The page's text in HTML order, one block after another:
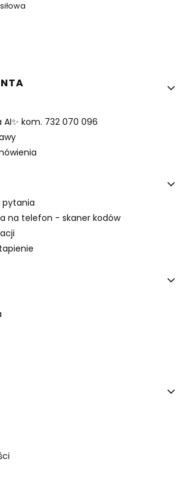
kom. 732 070 096
pytania
na telefon - skaner kodów